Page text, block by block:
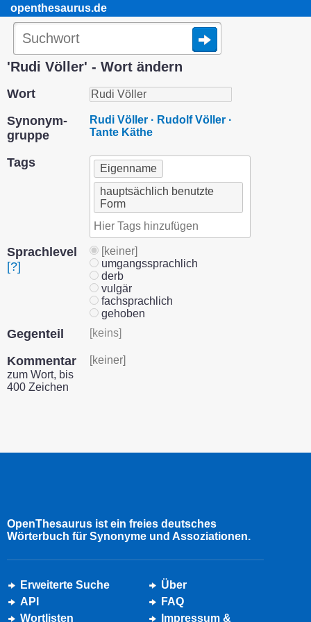
openthesaurus.de
'Rudi Völler' - Wort ändern
Wort
Synonym­
gruppe
Rudi Völler · Rudolf Völler ·
Tante Käthe
Tags
Eigenname
hauptsächlich benutzte
Form
Sprach­level
[?]
[keiner]
umgangssprachlich
derb
vulgär
fachsprachlich
gehoben
Gegenteil [keins]
Kommentar
zum Wort, bis
400 Zeichen
[keiner]
OpenThesaurus ist ein freies deutsches
Wörterbuch für Synonyme und Assoziationen.
Erweiterte Suche
API
Wortlisten
Über
FAQ
Impressum &